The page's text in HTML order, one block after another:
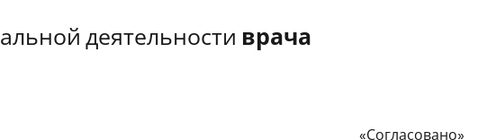
деятельности врача
«Согласовано»